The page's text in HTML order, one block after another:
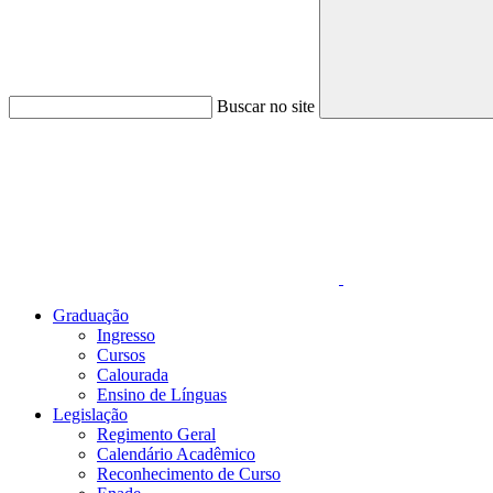
Buscar no site
Graduação
Ingresso
Cursos
Calourada
Ensino de Línguas
Legislação
Regimento Geral
Calendário Acadêmico
Reconhecimento de Curso